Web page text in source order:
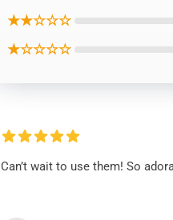
★★☆☆☆
★☆☆☆☆
Can’t wait to use them! So